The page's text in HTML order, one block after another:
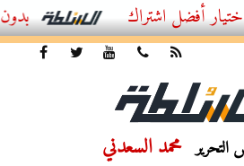
أفضل اشتراك IPTV بدون تقطيع 2026 – دليل المشاهد العصري
التحرير محمد السعدني